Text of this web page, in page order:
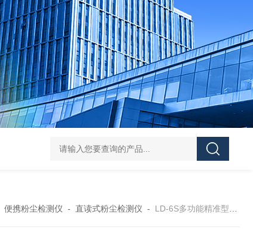
DS-50d韩国大成管道漏水检测仪 DS-50d韩国
便携粉尘检测仪 - 直读式粉尘检测仪 - LD-6S多功能精准型激光粉尘仪-具有函数连续湿度自动修正功能